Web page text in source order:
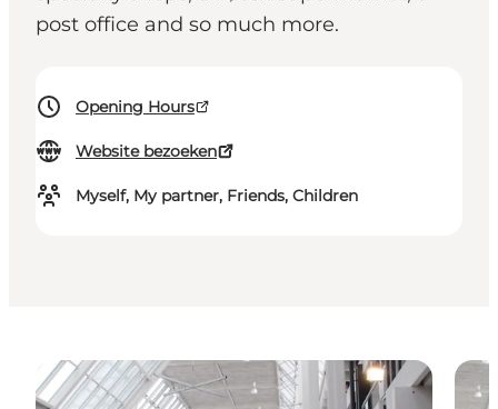
post office and so much more.
Opening Hours
Website bezoeken
Myself, My partner, Friends, Children